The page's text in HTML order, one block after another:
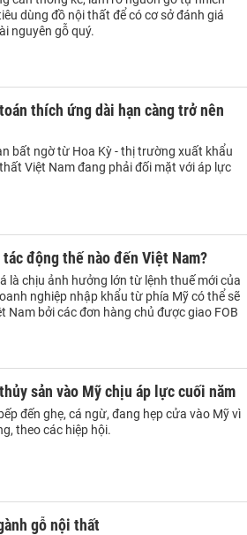
dùng đồ nội thất để có cơ sở đánh giá
nguyên gỗ quý.
thích ứng dài hạn càng trở nên
bất ngờ từ Hoa Kỳ - thị trường xuất khẩu
Việt Nam đang phải đối mặt với áp lực
động thế nào đến Việt Nam?
là chịu ảnh hưởng lớn từ lệnh thuế mới của
nghiệp nhập khẩu từ phía Mỹ có thể sẽ
Nam bởi các đơn hàng chủ được giao FOB
sản vào Mỹ chịu áp lực cuối năm
đến ghẹ, cá ngừ, đang hẹp cửa vào Mỹ vì
theo các hiệp hội.
gỗ nội thất